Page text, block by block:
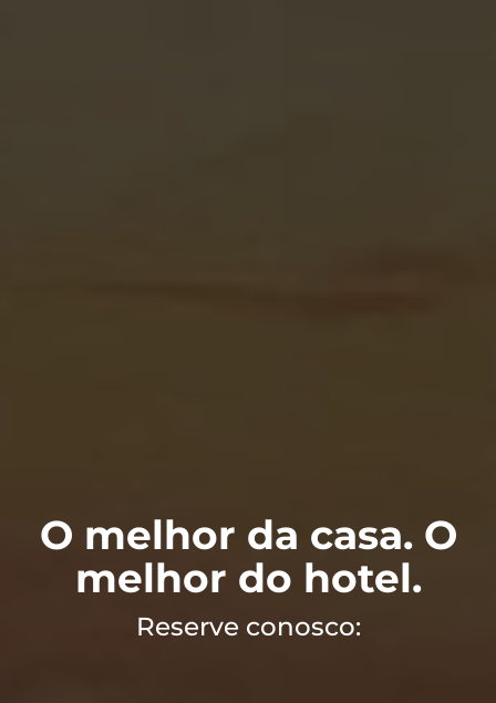
O melhor da casa. O
melhor do hotel.
Reserve conosco: